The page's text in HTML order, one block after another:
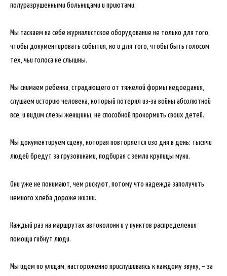
полуразрушенными больницами и приютами.
Мы таскаем на себе журналистское оборудование не только для того,
чтобы документировать события, но и для того, чтобы быть голосом
тех, чьи голоса не слышны.
Мы снимаем ребенка, страдающего от тяжелой формы недоедания,
слушаем историю человека, который потерял из-за войны абсолютной
все, и видим слезы женщины, не способной прокормить своих детей.
Мы документируем сцену, которая повторяется изо дня в день: тысячи
людей бредут за грузовиками, подбирая с земли крупицы муки.
Они уже не понимают, чем рискуют, потому что надежда заполучить
немного хлеба дороже жизни.
Каждый раз на маршрутах автоколонн и у пунктов распределения
помощи гибнут люди.
Мы идем по улицам, настороженно прислушиваясь к каждому звуку, – за